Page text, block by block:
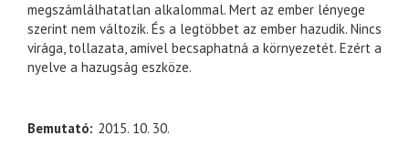
megszámlálhatatlan alkalommal. Mert az ember lényege
szerint nem változik. És a legtöbbet az ember hazudik. Nincs
virága, tollazata, amivel becsaphatná a környezetét. Ezért a
nyelve a hazugság eszköze.
Bemutató 2015. 10. 30.